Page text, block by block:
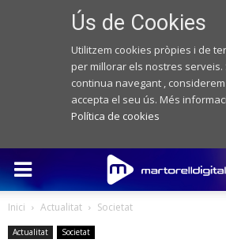
Ús de Cookies
Utilitzem cookies pròpies i de
per millorar els nostres serveis.
continua navegant ,
accepta el seu ús. Més
Política de cookies
Inici Actualitat Societat
Actualitat Societat